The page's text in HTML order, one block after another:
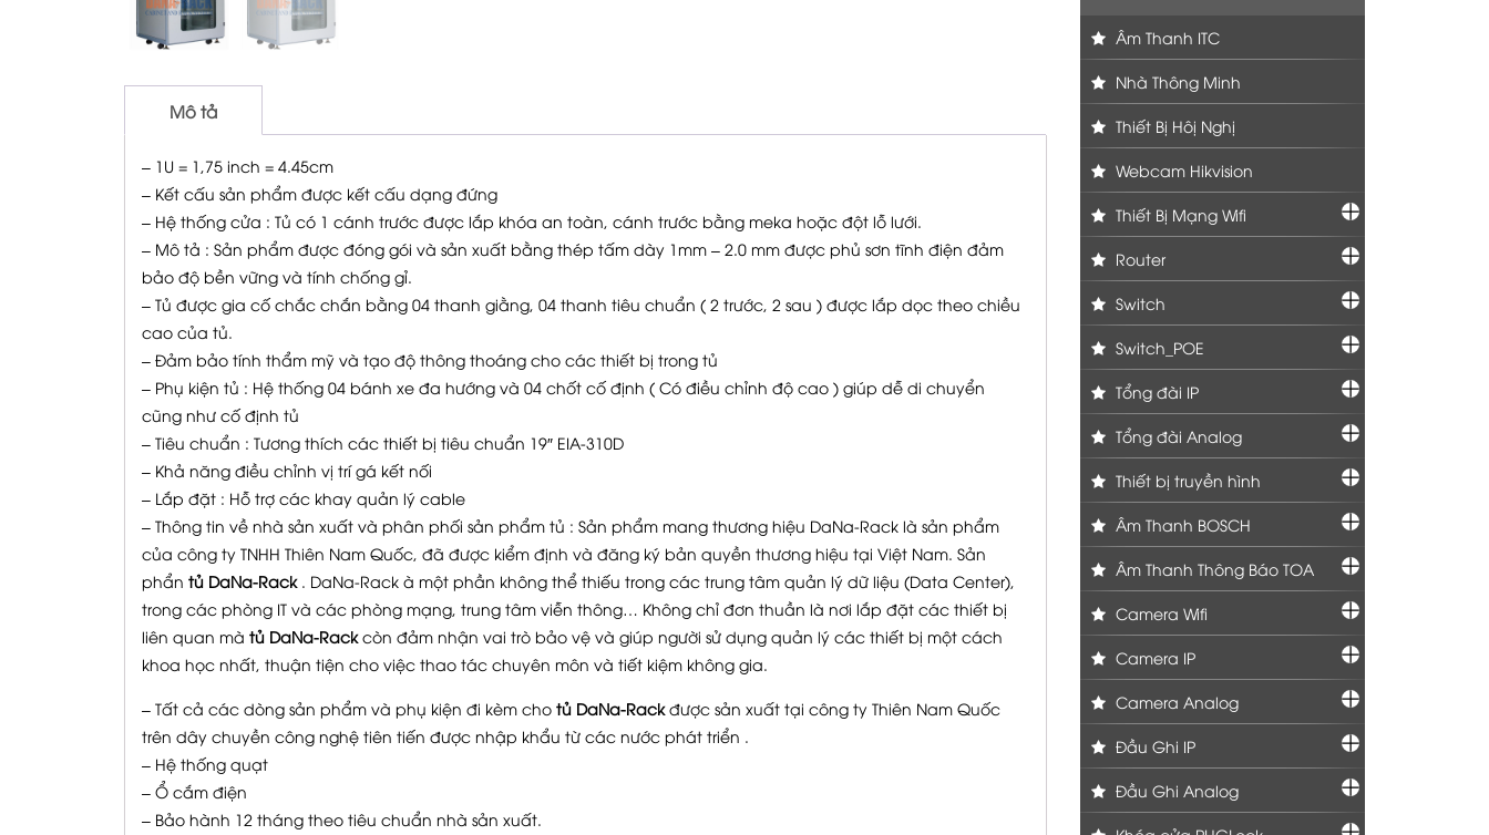
Mô tả
– 1U = 1,75 inch = 4.45cm
– Kết cấu sản phẩm được kết cấu dạng đứng
– Hệ thống cửa : Tủ có 1 cánh trước được lắp khóa an toàn, cánh trước bằng meka hoặc đột lỗ lưới.
– Mô tả : Sản phẩm được đóng gói và sản xuất bằng thép tấm dày 1mm – 2.0 mm được phủ sơn tĩnh điện đảm
bảo độ bền vững và tính chống gỉ.
– Tủ được gia cố chắc chắn bằng 04 thanh giằng, 04 thanh tiêu chuẩn ( 2 trước, 2 sau ) được lắp dọc theo chiều
cao của tủ.
– Đảm bảo tính thẩm mỹ và tạo độ thông thoáng cho các thiết bị trong tủ
– Phụ kiện tủ : Hệ thống 04 bánh xe đa hướng và 04 chốt cố định ( Có điều chỉnh độ cao ) giúp dễ di chuyển
cũng như cố định tủ
– Tiêu chuẩn : Tương thích các thiết bị tiêu chuẩn 19″ EIA-310D
– Khả năng điều chỉnh vị trí gá kết nối
– Lắp đặt : Hỗ trợ các khay quản lý cable
– Thông tin về nhà sản xuất và phân phối sản phẩm tủ : Sản phẩm mang thương hiệu DaNa-Rack là sản phẩm
của công ty TNHH Thiên Nam Quốc, đã được kiểm định và đăng ký bản quyền thương hiệu tại Việt Nam. Sản
phẩn tủ DaNa-Rack. DaNa-Rack à một phần không thể thiếu trong các trung tâm quản lý dữ liệu (Data Center),
trong các phòng IT và các phòng mạng, trung tâm viễn thông… Không chỉ đơn thuần là nơi lắp đặt các thiết bị
liên quan mà tủ DaNa-Rackcòn đảm nhận vai trò bảo vệ và giúp người sử dụng quản lý các thiết bị một cách
khoa học nhất, thuận tiện cho việc thao tác chuyên môn và tiết kiệm không gia.
– Tất cả các dòng sản phẩm và phụ kiện đi kèm cho tủ DaNa-Rackđược sản xuất tại công ty Thiên Nam Quốc
trên dây chuyền công nghệ tiên tiến được nhập khẩu từ các nước phát triển .
– Hệ thống quạt
– Ổ cắm điện
– Bảo hành 12 tháng theo tiêu chuẩn nhà sản xuất.
Âm Thanh ITC
Nhà Thông Minh
Thiết Bị Hôị Nghị
Webcam Hikvision
Thiết Bị Mạng Wifi
Router
Switch
Switch_POE
Tổng đài IP
Tổng đài Analog
Thiết bị truyền hình
Âm Thanh BOSCH
Âm Thanh Thông Báo TOA
Camera Wifi
Camera IP
Camera Analog
Đầu Ghi IP
Đầu Ghi Analog